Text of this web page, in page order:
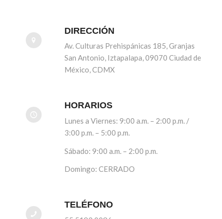
DIRECCIÓN
Av. Culturas Prehispánicas 185, Granjas
San Antonio, Iztapalapa, 09070 Ciudad de
México, CDMX
HORARIOS
Lunes a Viernes: 9:00 a.m. – 2:00 p.m. /
3:00 p.m. – 5:00 p.m.
Sábado: 9:00 a.m. – 2:00 p.m.
Domingo: CERRADO
TELÉFONO